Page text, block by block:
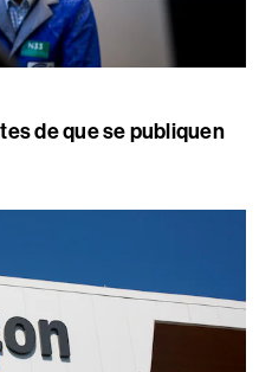
de que se publiquen